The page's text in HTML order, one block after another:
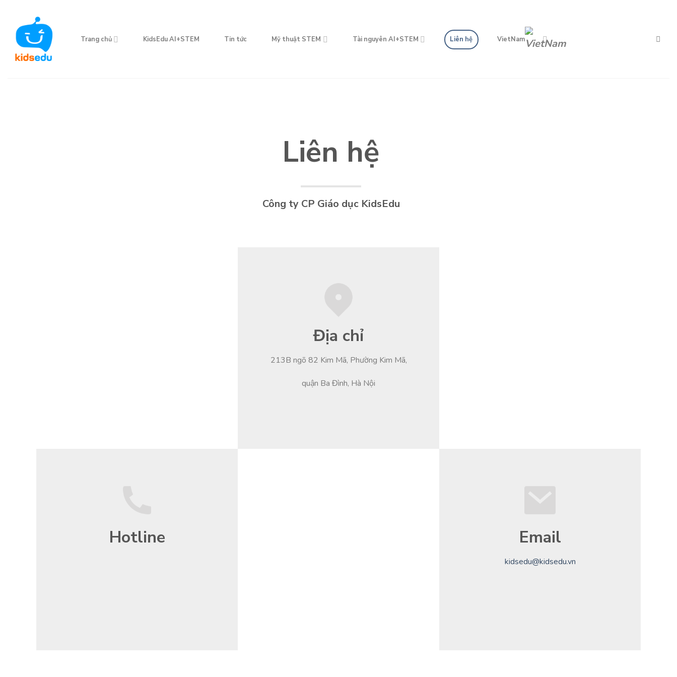
content
Trang chủ KidsEdu AI+STEM Tin tức Mỹ thuật STEM Tài nguyên AI+STEM Liên hệ VietNam
Liên hệ
Công ty CP Giáo dục KidsEdu
Địa chỉ
213B ngõ 82 Kim Mã, Phường Kim Mã,
quận Ba Đình, Hà Nội
Hotline Email
kidsedu@kidsedu.vn